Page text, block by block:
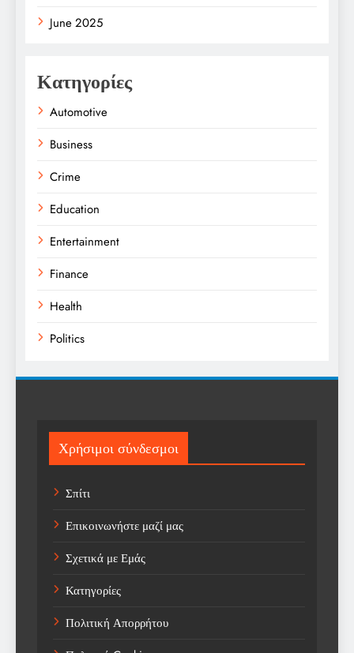
June 2025
Κατηγορίες
Automotive
Business
Crime
Education
Entertainment
Finance
Health
Politics
Sport
Sports
Technology
Trending
Weather
Αγορά
Αγορά Εργασίας
Χρήσιμοι σύνδεσμοι
Σπίτι
Επικοινωνήστε μαζί μας
Σχετικά με Εμάς
Κατηγορίες
Πολιτική Απορρήτου